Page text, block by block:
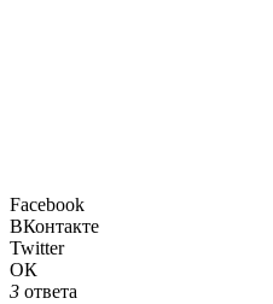
Facebook
ВКонтакте
Twitter
ОК
3 ответа